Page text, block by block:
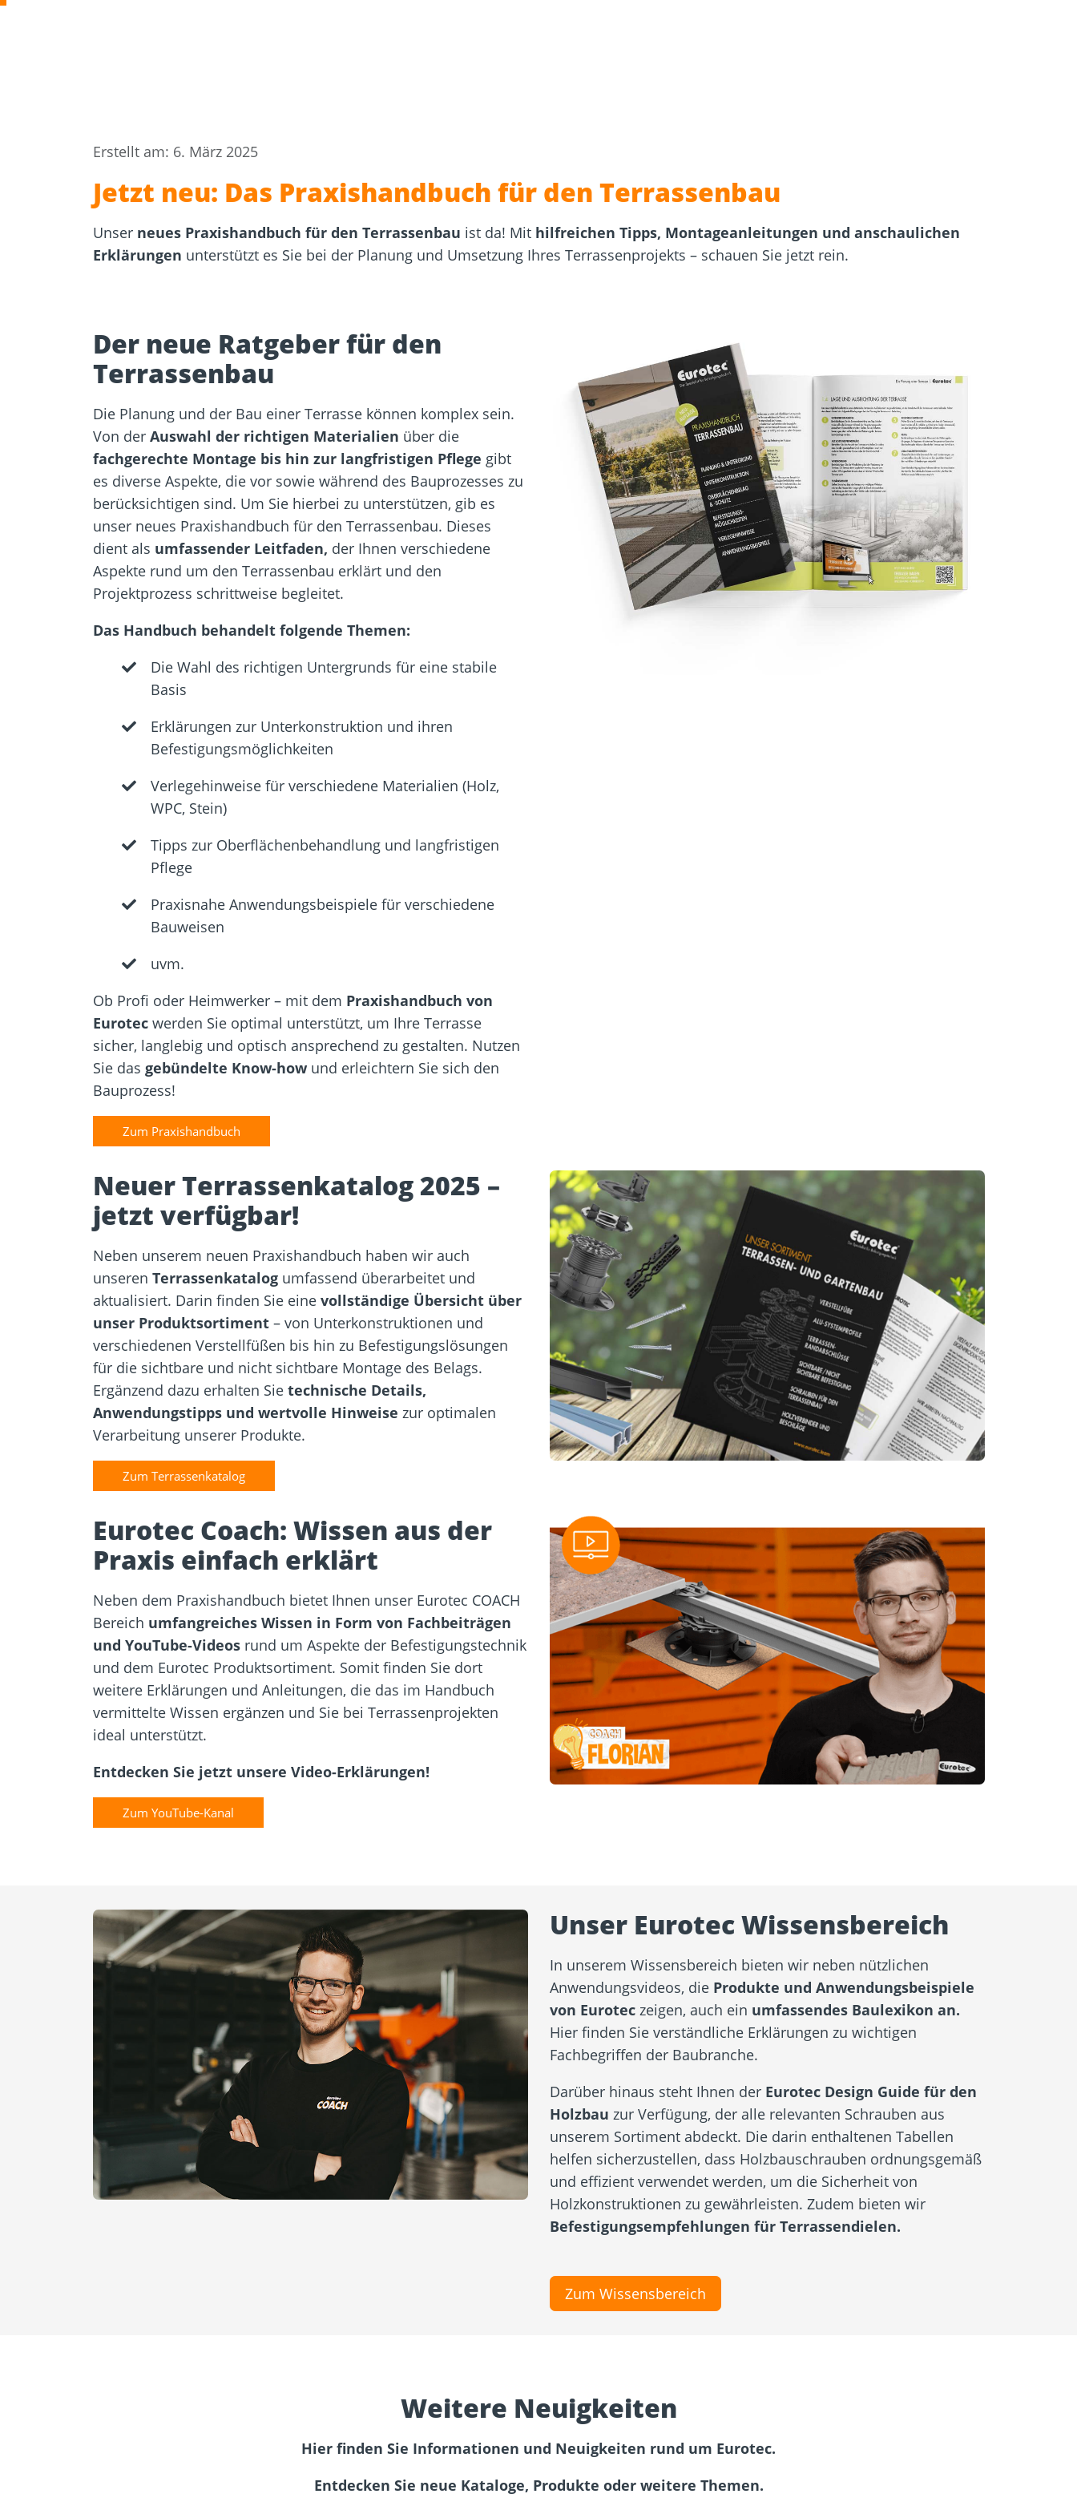
Erstellt am: 6. März 2025
Jetzt neu: Das Praxishandbuch für den Terrassenbau
Unser neues Praxishandbuch für den Terrassenbau ist da! Mit hilfreichen Tipps, Montageanleitungen und anschaulichen
Erklärungen unterstützt es Sie bei der Planung und Umsetzung Ihres Terrassenprojekts – schauen Sie jetzt rein.
Der neue Ratgeber für den
Terrassenbau
Die Planung und der Bau einer Terrasse können komplex sein.
Von der Auswahl der richtigen Materialien über die
fachgerechte Montage bis hin zur langfristigen Pflege gibt
es diverse Aspekte, die vor sowie während des Bauprozesses zu
berücksichtigen sind. Um Sie hierbei zu unterstützen, gib es
unser neues Praxishandbuch für den Terrassenbau. Dieses
dient als umfassender Leitfaden, der Ihnen verschiedene
Aspekte rund um den Terrassenbau erklärt und den
Projektprozess schrittweise begleitet.
Das Handbuch behandelt folgende Themen:
Die Wahl des richtigen Untergrunds für eine stabile
Basis
Erklärungen zur Unterkonstruktion und ihren
Befestigungsmöglichkeiten
Verlegehinweise für verschiedene Materialien (Holz,
WPC, Stein)
Tipps zur Oberflächenbehandlung und langfristigen
Pflege
Praxisnahe Anwendungsbeispiele für verschiedene
Bauweisen
uvm.
Ob Profi oder Heimwerker – mit dem Praxishandbuch von
Eurotecwerden Sie optimal unterstützt, um Ihre Terrasse
sicher, langlebig und optisch ansprechend zu gestalten. Nutzen
Sie das gebündelte Know-howund erleichtern Sie sich den
Bauprozess!
Zum Praxishandbuch
Neuer Terrassenkatalog 2025 –
jetzt verfügbar!
Neben unserem neuen Praxishandbuch haben wir auch
unseren Terrassenkatalogumfassend überarbeitet und
aktualisiert. Darin finden Sie eine vollständige Übersicht über
unser Produktsortiment– von Unterkonstruktionen und
verschiedenen Verstellfüßen bis hin zu Befestigungslösungen
für die sichtbare und nicht sichtbare Montage des Belags.
Ergänzend dazu erhalten Sie technische Details,
Anwendungstipps und wertvolle Hinweise zur optimalen
Verarbeitung unserer Produkte.
Zum Terrassenkatalog
Eurotec Coach: Wissen aus der
Praxis einfach erklärt
Neben dem Praxishandbuch bietet Ihnen unser Eurotec COACH
Bereich umfangreiches Wissen in Form von Fachbeiträgen
und YouTube-Videosrund um Aspekte der Befestigungstechnik
und dem Eurotec Produktsortiment. Somit finden Sie dort
weitere Erklärungen und Anleitungen, die das im Handbuch
vermittelte Wissen ergänzen und Sie bei Terrassenprojekten
ideal unterstützt.
Entdecken Sie jetzt unsere Video-Erklärungen!
Zum YouTube-Kanal
Unser Eurotec Wissensbereich
In unserem Wissensbereich bieten wir neben nützlichen
Anwendungsvideos, die Produkte und Anwendungsbeispiele
von Euroteczeigen, auch ein umfassendes Baulexikon an.
Hier finden Sie verständliche Erklärungen zu wichtigen
Fachbegriffen der Baubranche.
Darüber hinaus steht Ihnen der Eurotec Design Guide für den
Holzbau zur Verfügung, der alle relevanten Schrauben aus
unserem Sortiment abdeckt. Die darin enthaltenen Tabellen
helfen sicherzustellen, dass Holzbauschrauben ordnungsgemäß
und effizient verwendet werden, um die Sicherheit von
Holzkonstruktionen zu gewährleisten. Zudem bieten wir
Befestigungsempfehlungen für Terrassendielen.
Zum Wissensbereich
Weitere Neuigkeiten
Hier finden Sie Informationen und Neuigkeiten rund um Eurotec.
Entdecken Sie neue Kataloge, Produkte oder weitere Themen.